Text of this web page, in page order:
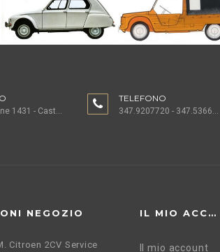
Via Polesine 1431 - Castagnaro (VR)
TELEFONO
347.9207720 - 347.5366196 - 0442.1955082
NEGOZIO
Citroen 2CV Service
IL MIO ACCOUNT
Il mio account